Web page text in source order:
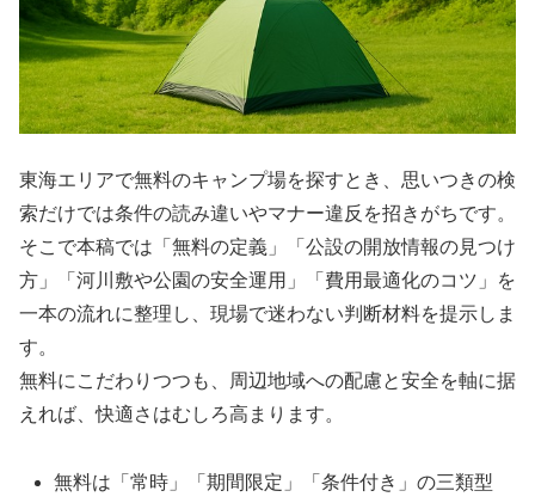
東海エリアで無料のキャンプ場を探すとき、思いつきの検
索だけでは条件の読み違いやマナー違反を招きがちです。
そこで本稿では「無料の定義」「公設の開放情報の見つけ
方」「河川敷や公園の安全運用」「費用最適化のコツ」を
一本の流れに整理し、現場で迷わない判断材料を提示しま
す。
無料にこだわりつつも、周辺地域への配慮と安全を軸に据
えれば、快適さはむしろ高まります。
無料は「常時」「期間限定」「条件付き」の三類型